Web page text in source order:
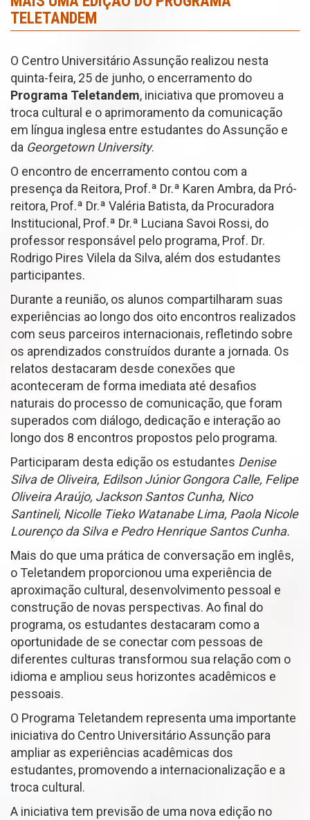
TELETANDEM
O Centro Universitário Assunção realizou nesta
quinta-feira, 25 de junho, o encerramento do
Programa Teletandem, iniciativa que promoveu a
troca cultural e o aprimoramento da comunicação
em língua inglesa entre estudantes do Assunção e
da Georgetown University.
O encontro de encerramento contou com a
presença da Reitora, Prof.ª Dr.ª Karen Ambra, da Pró-
reitora, Prof.ª Dr.ª Valéria Batista, da Procuradora
Institucional, Prof.ª Dr.ª Luciana Savoi Rossi, do
professor responsável pelo programa, Prof. Dr.
Rodrigo Pires Vilela da Silva, além dos estudantes
participantes.
Durante a reunião, os alunos compartilharam suas
experiências ao longo dos oito encontros realizados
com seus parceiros internacionais, refletindo sobre
os aprendizados construídos durante a jornada. Os
relatos destacaram desde conexões que
aconteceram de forma imediata até desafios
naturais do processo de comunicação, que foram
superados com diálogo, dedicação e interação ao
longo dos 8 encontros propostos pelo programa.
Participaram desta edição os estudantes Denise
Silva de Oliveira, Edilson Júnior Gongora Calle, Felipe
Oliveira Araújo, Jackson Santos Cunha, Nico
Santineli, Nicolle Tieko Watanabe Lima, Paola Nicole
Lourenço da Silva e Pedro Henrique Santos Cunha.
Mais do que uma prática de conversação em inglês,
o Teletandem proporcionou uma experiência de
aproximação cultural, desenvolvimento pessoal e
construção de novas perspectivas. Ao final do
programa, os estudantes destacaram como a
oportunidade de se conectar com pessoas de
diferentes culturas transformou sua relação com o
idioma e ampliou seus horizontes acadêmicos e
pessoais.
O Programa Teletandem representa uma importante
iniciativa do Centro Universitário Assunção para
ampliar as experiências acadêmicas dos
estudantes, promovendo a internacionalização e a
troca cultural.
A iniciativa tem previsão de uma nova edição no